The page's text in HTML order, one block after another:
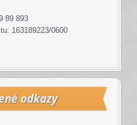
89 893
163189223/0600
odkazy